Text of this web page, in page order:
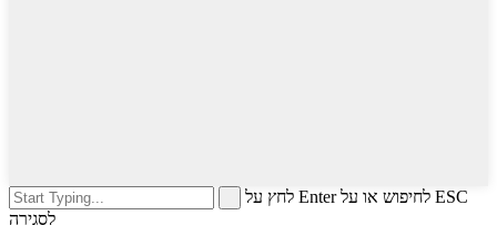
לחץ על Enter לחיפוש או על ESC
לסגירה